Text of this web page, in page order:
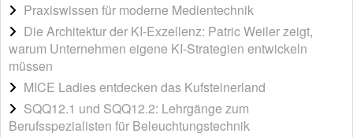
Praxiswissen für moderne Medientechnik
Die Architektur der KI-Exzellenz: Patric Weiler zeigt,
warum Unternehmen eigene KI-Strategien entwickeln
müssen
MICE Ladies entdecken das Kufsteinerland
SQQ12.1 und SQQ12.2: Lehrgänge zum
Berufsspezialisten für Beleuchtungstechnik